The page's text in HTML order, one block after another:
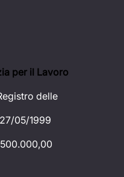
per il Lavoro
delle
05/1999